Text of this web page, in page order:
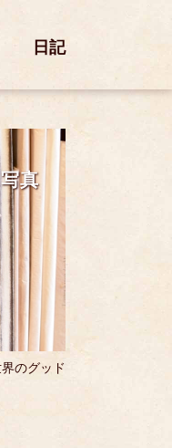
日記
真
のグッド